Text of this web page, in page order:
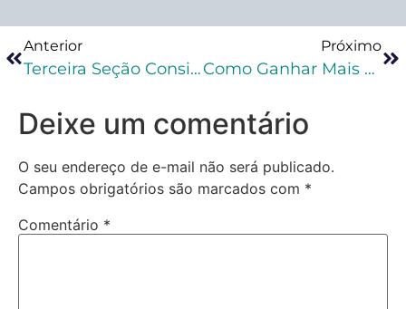
Anterior
Terceira Seção Considera Impossível Desclassificar Estupro De Vulnerável Para Delito De Importunação Sexual
Próximo
Como Ganhar Mais Dinheiro Na Advocacia Criminal?
Deixe um comentário
O seu endereço de e-mail não será publicado.
Campos obrigatórios são marcados com *
Comentário *